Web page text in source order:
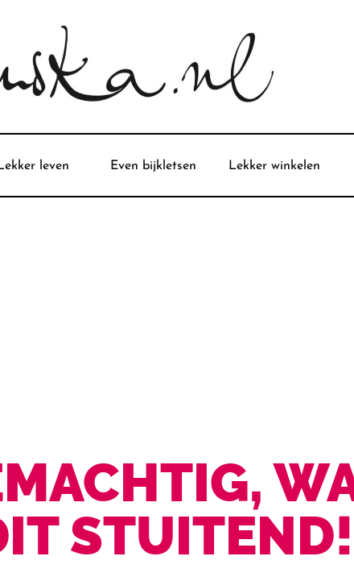
Lekker leven Even bijkletsen Lekker winkelen
STUITEND!